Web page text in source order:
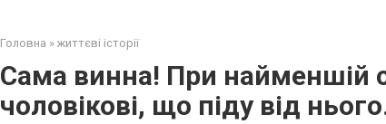
Головна » життєві історії
Сама винна! При найменшій
чоловікові, що піду від